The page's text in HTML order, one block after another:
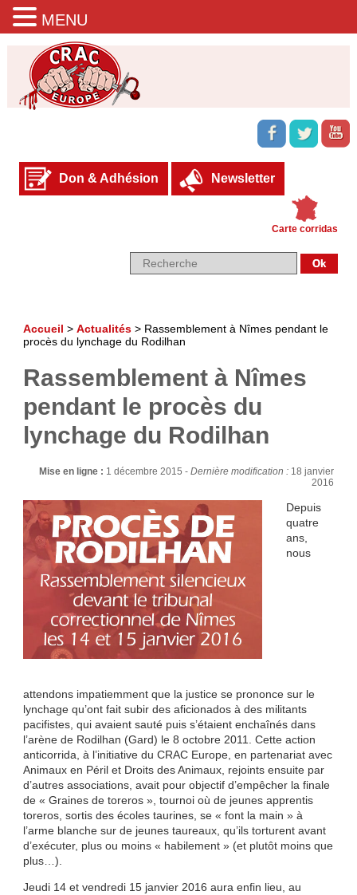
Don & Adhésion Newsletter
Carte corridas
Accueil > Actualités> Rassemblement à Nîmes pendant le
procès du lynchage du Rodilhan
Rassemblement à Nîmes
pendant le procès du
lynchage du Rodilhan
Mise en ligne : 1 décembre 2015 -Dernière modification : 18 janvier
2016
Depuis
quatre
ans,
nous
attendons impatiemment que la justice se prononce sur le
lynchage qu’ont fait subir des aficionados à des militants
pacifistes, qui avaient sauté puis s’étaient enchaînés dans
l’arène de Rodilhan (Gard) le 8 octobre 2011. Cette action
anticorrida, à l’initiative du CRAC Europe, en partenariat avec
Animaux en Péril et Droits des Animaux, rejoints ensuite par
d’autres associations, avait pour objectif d’empêcher la finale
de « Graines de toreros », tournoi où de jeunes apprentis
toreros, sortis des écoles taurines, se « font la main » à
l’arme blanche sur de jeunes taureaux, qu’ils torturent avant
d’exécuter, plus ou moins « habilement » (et plutôt moins que
plus…).
Jeudi 14 et vendredi 15 janvier 2016 aura enfin lieu, au
MENU